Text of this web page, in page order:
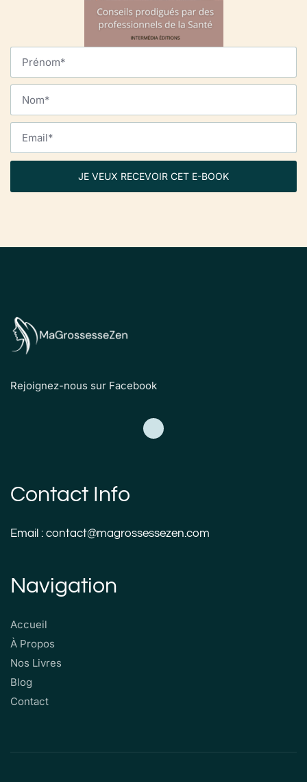
JE VEUX RECEVOIR CET E-BOOK
Rejoignez-nous sur Facebook
Contact Info
Email : contact@magrossessezen.com
Navigation
Accueil
À Propos
Nos Livres
Blog
Contact